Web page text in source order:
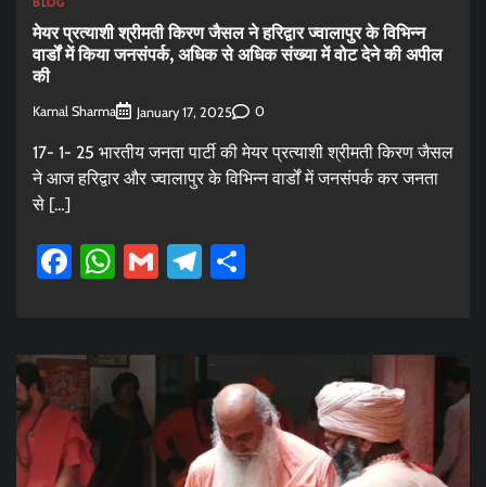
मेयर प्रत्याशी श्रीमती किरण जैसल ने हरिद्वार ज्वालापुर के विभिन्न
वार्डों में किया जनसंपर्क, अधिक से अधिक संख्या में वोट देने की अपील
की
Kamal Sharma January 17, 2025 0
17- 1- 25 भारतीय जनता पार्टी की मेयर प्रत्याशी श्रीमती किरण जैसल
ने आज हरिद्वार और ज्वालापुर के विभिन्न वार्डों में जनसंपर्क कर जनता
से […]
Facebook
WhatsApp
GmailTelegram